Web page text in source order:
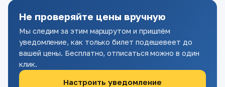
Не проверяйте цены вручную
Мы следим за этим маршрутом и пришлём
уведомление, как только билет подешевеет до
вашей цены. Бесплатно, отписаться можно в один
клик.
Настроить уведомление